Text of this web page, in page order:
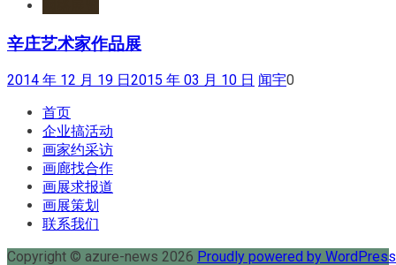
辛庄艺术家作品展
2014 年 12 月 19 日 2015 年 03 月 10 日 闻宇0
首页
企业搞活动
画家约采访
画廊找合作
画展求报道
画展策划
联系我们
Copyright © azure-news 2026 Proudly powered by